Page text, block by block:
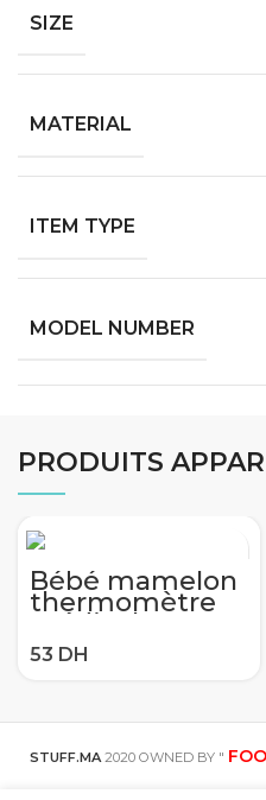
SIZE
MATERIAL
ITEM TYPE
MODEL NUMBER
PRODUITS
Bébé mamelon
thermomètre
médical
Silicone sucette
LCD numérique
santé sécurité
soins moniteurs
STUFF.MA 2020 OWNED BY " FOO